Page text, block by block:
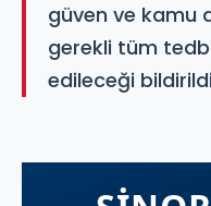
güven ve kamu
gerekli tüm
edileceği